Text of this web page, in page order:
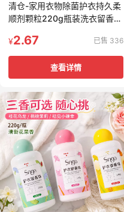
清仓-家用衣物除菌护衣持久柔
顺剂颗粒220g瓶装洗衣留香珠
¥2.67 已售 336
查看详情